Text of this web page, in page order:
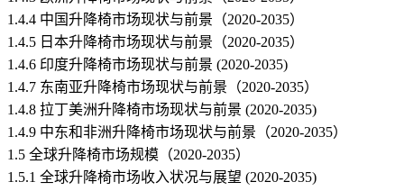
1.4.4 中国升降椅市场现状与前景（2020-2035）
1.4.5 日本升降椅市场现状与前景（2020-2035）
1.4.6 印度升降椅市场现状与前景 (2020-2035)
1.4.7 东南亚升降椅市场现状与前景（2020-2035）
1.4.8 拉丁美洲升降椅市场现状与前景 (2020-2035)
1.4.9 中东和非洲升降椅市场现状与前景（2020-2035）
1.5 全球升降椅市场规模（2020-2035）
1.5.1 全球升降椅市场收入状况与展望 (2020-2035)